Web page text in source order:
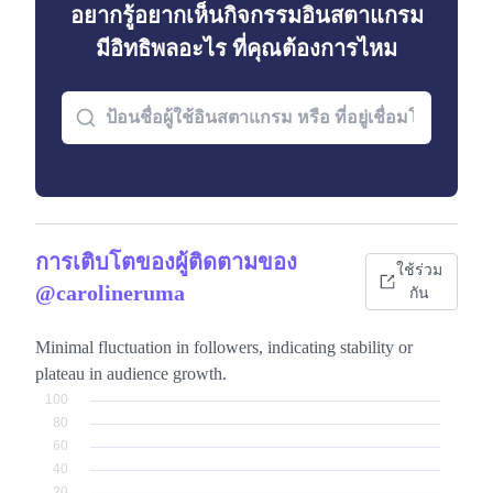
อยากรู้อยากเห็นกิจกรรมอินสตาแกรม
มีอิทธิพลอะไร ที่คุณต้องการไหม
การเติบโตของผู้ติดตามของ
@carolineruma
ใช้ร่วม
กัน
Minimal fluctuation in followers, indicating stability or
plateau in audience growth.